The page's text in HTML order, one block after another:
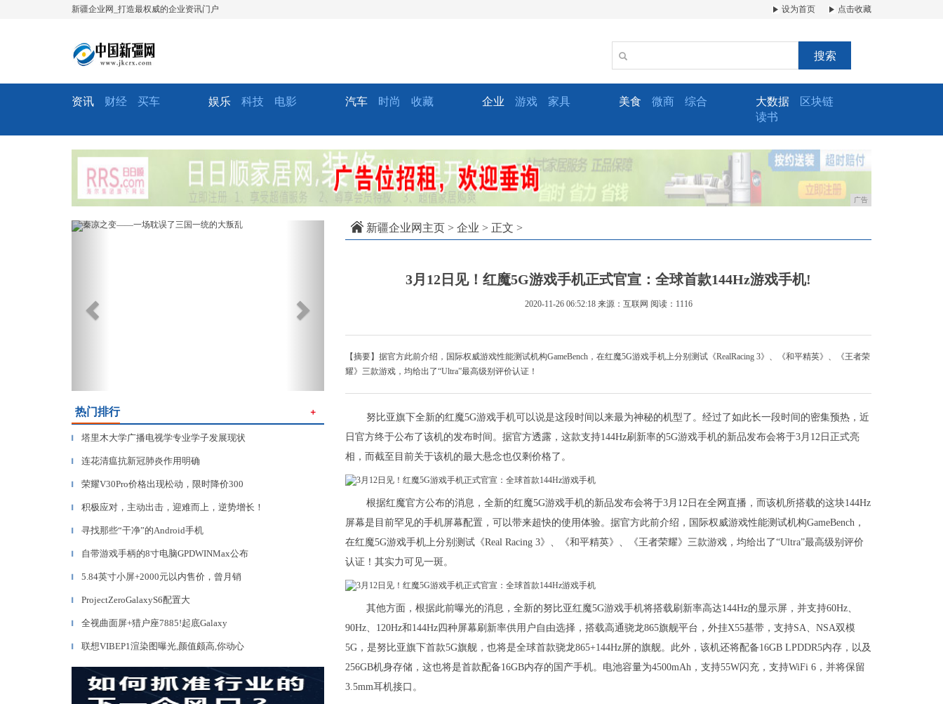
新疆企业网_打造最权威的企业资讯门户 设为首页 点击收藏
搜索
资讯 财经 买车 娱乐 科技 电影 汽车 时尚 收藏 企业 游戏 家具 美食 微商 综合 大数据
区块链
读书
广告
Previous
热门排行 ＋
▎ 塔里木大学广播电视学专业学子发展现状
▎ 连花清瘟抗新冠肺炎作用明确
▎ 荣耀V30Pro价格出现松动，限时降价300
▎ 积极应对，主动出击，迎难而上，逆势增长！
▎ 寻找那些“干净”的Android手机
▎ 自带游戏手柄的8寸电脑GPDWINMax公布
▎ 5.84英寸小屏+2000元以内售价，曾月销
▎ ProjectZeroGalaxyS6配置大
▎ 全视曲面屏+猎户座7885!起底Galaxy
▎ 联想VIBEP1渲染图曝光,颜值颇高,你动心
新疆企业网主页 > 企业 > 正文 >
3月12日见！红魔5G游戏手机正式官宣：全球首款144Hz游戏手机!
2020-11-26 06:52:18 来源：互联网 阅读：1116
【摘要】据官方此前介绍，国际权威游戏性能测试机构GameBench，在红魔5G游戏手机上分别测试《RealRacing 3》、《和平精英》、《王者荣
耀》三款游戏，均给出了“Ultra”最高级别评价认证！
努比亚旗下全新的红魔5G游戏手机可以说是这段时间以来最为神秘的机型了。经过了如此长一段时间的密集预热，近
日官方终于公布了该机的发布时间。据官方透露，这款支持144Hz刷新率的5G游戏手机的新品发布会将于3月12日正式亮
相，而截至目前关于该机的最大悬念也仅剩价格了。
根据红魔官方公布的消息，全新的红魔5G游戏手机的新品发布会将于3月12日在全网直播，而该机所搭载的这块144Hz
屏幕是目前罕见的手机屏幕配置，可以带来超快的使用体验。据官方此前介绍，国际权威游戏性能测试机构GameBench，
在红魔5G游戏手机上分别测试《Real Racing 3》、《和平精英》、《王者荣耀》三款游戏，均给出了“Ultra”最高级别评价
认证！其实力可见一斑。
其他方面，根据此前曝光的消息，全新的努比亚红魔5G游戏手机将搭载刷新率高达144Hz的显示屏，并支持60Hz、
90Hz、120Hz和144Hz四种屏幕刷新率供用户自由选择，搭载高通骁龙865旗舰平台，外挂X55基带，支持SA、NSA双模
5G，是努比亚旗下首款5G旗舰，也将是全球首款骁龙865+144Hz屏的旗舰。此外，该机还将配备16GB LPDDR5内存，以及
256GB机身存储，这也将是首款配备16GB内存的国产手机。电池容量为4500mAh，支持55W闪充，支持WiFi 6，并将保留
3.5mm耳机接口。